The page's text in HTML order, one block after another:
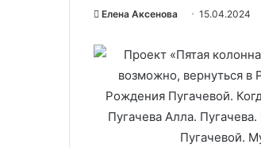
Елена Аксенова 15.04.2024